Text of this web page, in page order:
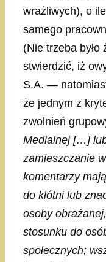
wrażliwych), o
samego
(Nie trzeba było
stwierdzić, iż
S.A. —
że jednym z
zwolnień
Medialnej […]
zamieszczanie
komentarzy
do kłótni lub
osoby
stosunku do
społecznych;